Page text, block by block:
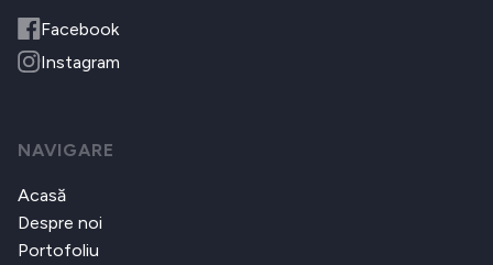
Facebook
Instagram
NAVIGARE
Acasă
Despre noi
Portofoliu